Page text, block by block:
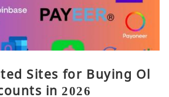
Sites for Buying Ol
in 2026